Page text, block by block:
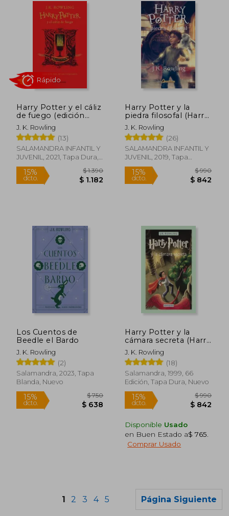
dcto.
15%
dcto.
dcto. $ 2.032
15%
dcto.
Rápido
Harry Potter y el cáliz
de fuego (edición
Gryffindor de 20º
aniversario) (Harry
Potter 4)
J. K. Rowling
(13)
SALAMANDRA INFANTIL Y
JUVENIL, 2021, Tapa Dura,
Nuevo
Harry Potter y la
piedra filosofal (Harry
Potter 1)
J. K. Rowling
(26)
SALAMANDRA INFANTIL Y
JUVENIL, 2019, Tapa
Blanda, Nuevo
Los Cuentos de
Beedle el Bardo
J. K. Rowling
(2)
Salamandra, 2023, Tapa
Blanda, Nuevo
Harry Potter y la
cámara secreta (Harry
Potter 2)
J. K. Rowling
(18)
Salamandra, 1999, 66
Edición, Tapa Dura, Nuevo
Disponible Usado
en Buen Estado a$ 765
Comprar Usado
1 2 3 4 5 Página Siguiente